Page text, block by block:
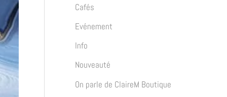
e
r
c
Cafés
Evénement
Info
Nouveauté
On parle de ClaireM Boutique